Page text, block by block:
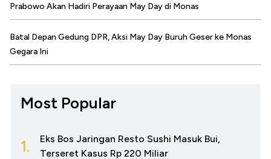
Prabowo Akan Hadiri Perayaan May Day di Monas
Batal Depan Gedung DPR, Aksi May Day Buruh Geser ke Monas
Gegara Ini
Most Popular
1.
Eks Bos Jaringan Resto Sushi Masuk Bui,
Terseret Kasus Rp 220 Miliar